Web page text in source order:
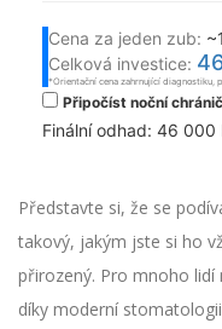
Cena za jeden zub:
Celková investice:
*Orientační cena zahrnující diagnostiku,
Připočíst noční
Finální odhad: 46 000
Představte si, že se
takový, jakým jste si ho
přirozený. Pro mnoho
díky moderní